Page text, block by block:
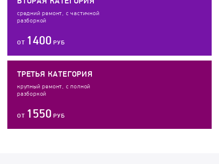
средний ремонт, с частичной
разборкой
ОТ 1400 РУБ
ТРЕТЬЯ КАТЕГОРИЯ
крупный ремонт, с полной
разборкой
ОТ 1550 РУБ